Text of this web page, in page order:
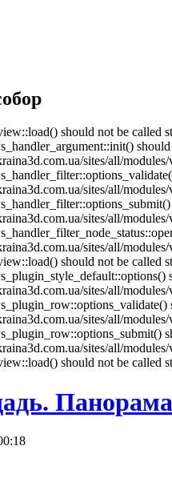
should not be
sites/all/
sites/all/
sites/all/
sites/all/
should not be
sites/all/
sites/all/
sites/all/
should not be